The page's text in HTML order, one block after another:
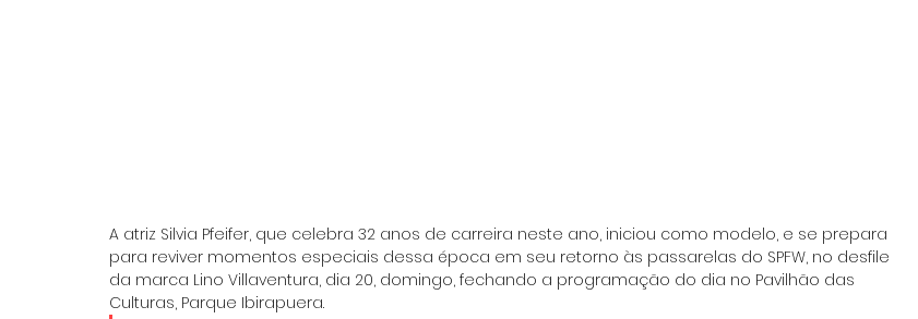
A atriz Silvia Pfeifer, que celebra 32 anos de carreira neste ano, iniciou como modelo, e se prepara
para reviver momentos especiais dessa época em seu retorno às passarelas do SPFW, no desfile
da marca Lino Villaventura, dia 20, domingo, fechando a programação do dia no Pavilhão das
Culturas, Parque Ibirapuera.